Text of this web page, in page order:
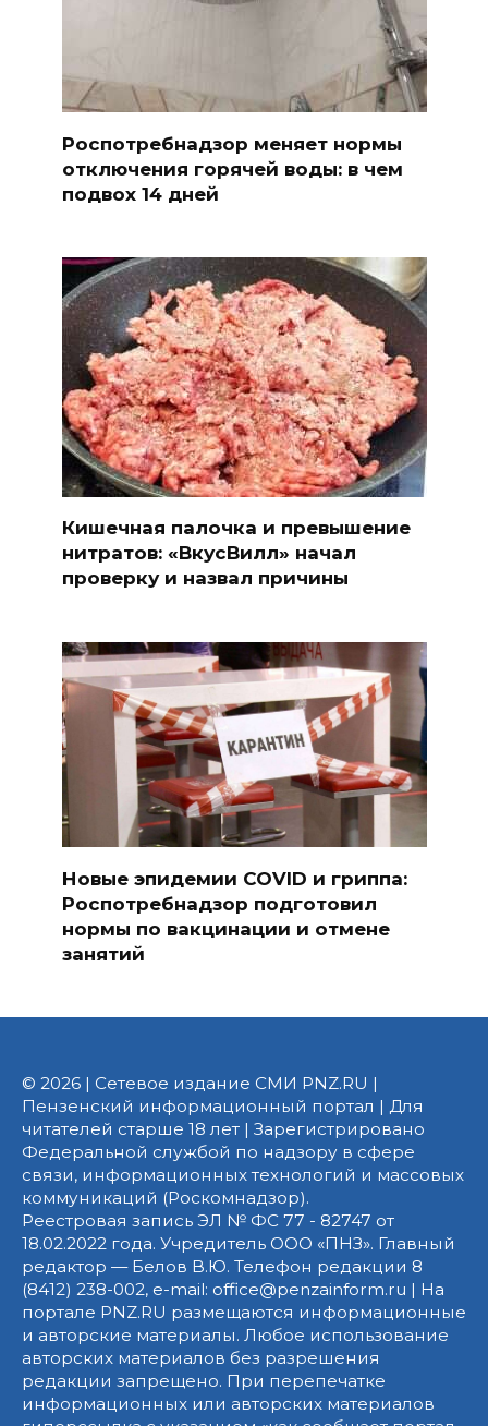
Роспотребнадзор меняет нормы
отключения горячей воды: в чем
подвох 14 дней
Кишечная палочка и превышение
нитратов: «ВкусВилл» начал
проверку и назвал причины
Новые эпидемии COVID и гриппа:
Роспотребнадзор подготовил
нормы по вакцинации и отмене
занятий
© 2026 | Сетевое издание СМИ PNZ.RU |
Пензенский информационный портал | Для
читателей старше 18 лет | Зарегистрировано
Федеральной службой по надзору в сфере
связи, информационных технологий и массовых
коммуникаций (Роскомнадзор).
Реестровая запись ЭЛ № ФС 77 - 82747 от
18.02.2022 года. Учредитель ООО «ПНЗ». Главный
редактор — Белов В.Ю. Телефон редакции 8
(8412) 238-002, e-mail: office@penzainform.ru | На
портале PNZ.RU размещаются информационные
и авторские материалы. Любое использование
авторских материалов без разрешения
редакции запрещено. При перепечатке
информационных или авторских материалов